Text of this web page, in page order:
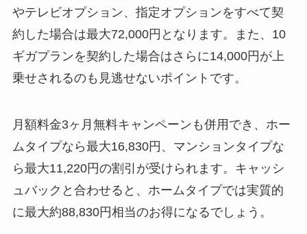
やテレビオプション、指定オプションをすべて契
約した場合は最大72,000円となります。また、10
ギガプランを契約した場合はさらに14,000円が上
乗せされるのも見逃せないポイントです。
月額料金3ヶ月無料キャンペーンも併用でき、ホー
ムタイプなら最大16,830円、マンションタイプな
ら最大11,220円の割引が受けられます。キャッシ
ュバックと合わせると、ホームタイプでは実質的
に最大約88,830円相当のお得になるでしょう。